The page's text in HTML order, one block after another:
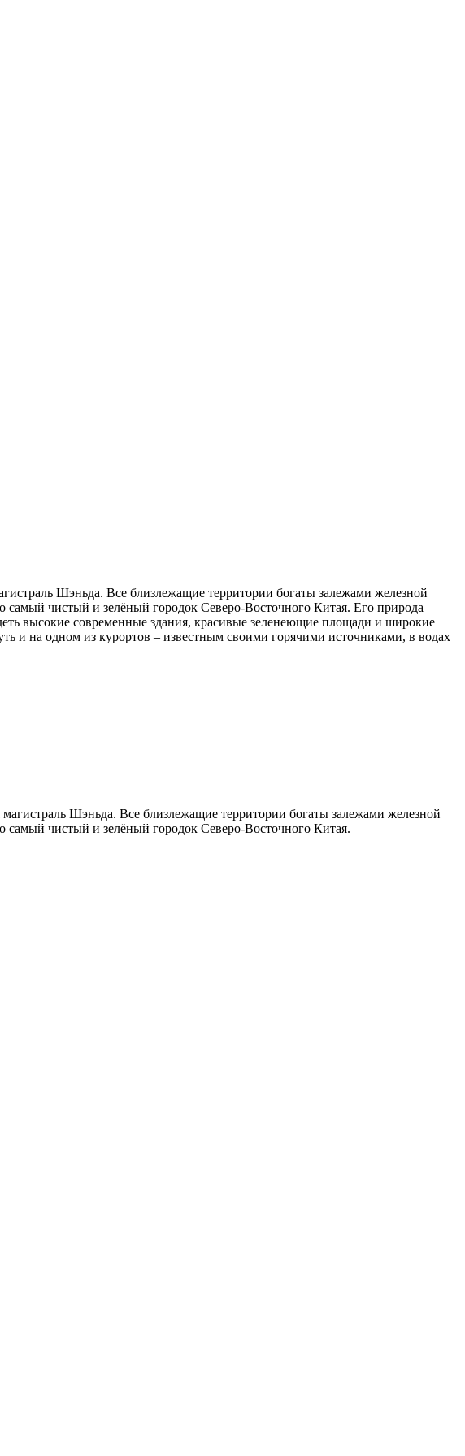
Шэньда. Все близлежащие территории богаты залежами железной
самый чистый и зелёный городок Северо-Восточного Китая. Его природа
высокие современные здания, красивые зеленеющие площади и широкие
и на одном из курортов – известным своими горячими источниками, в водах